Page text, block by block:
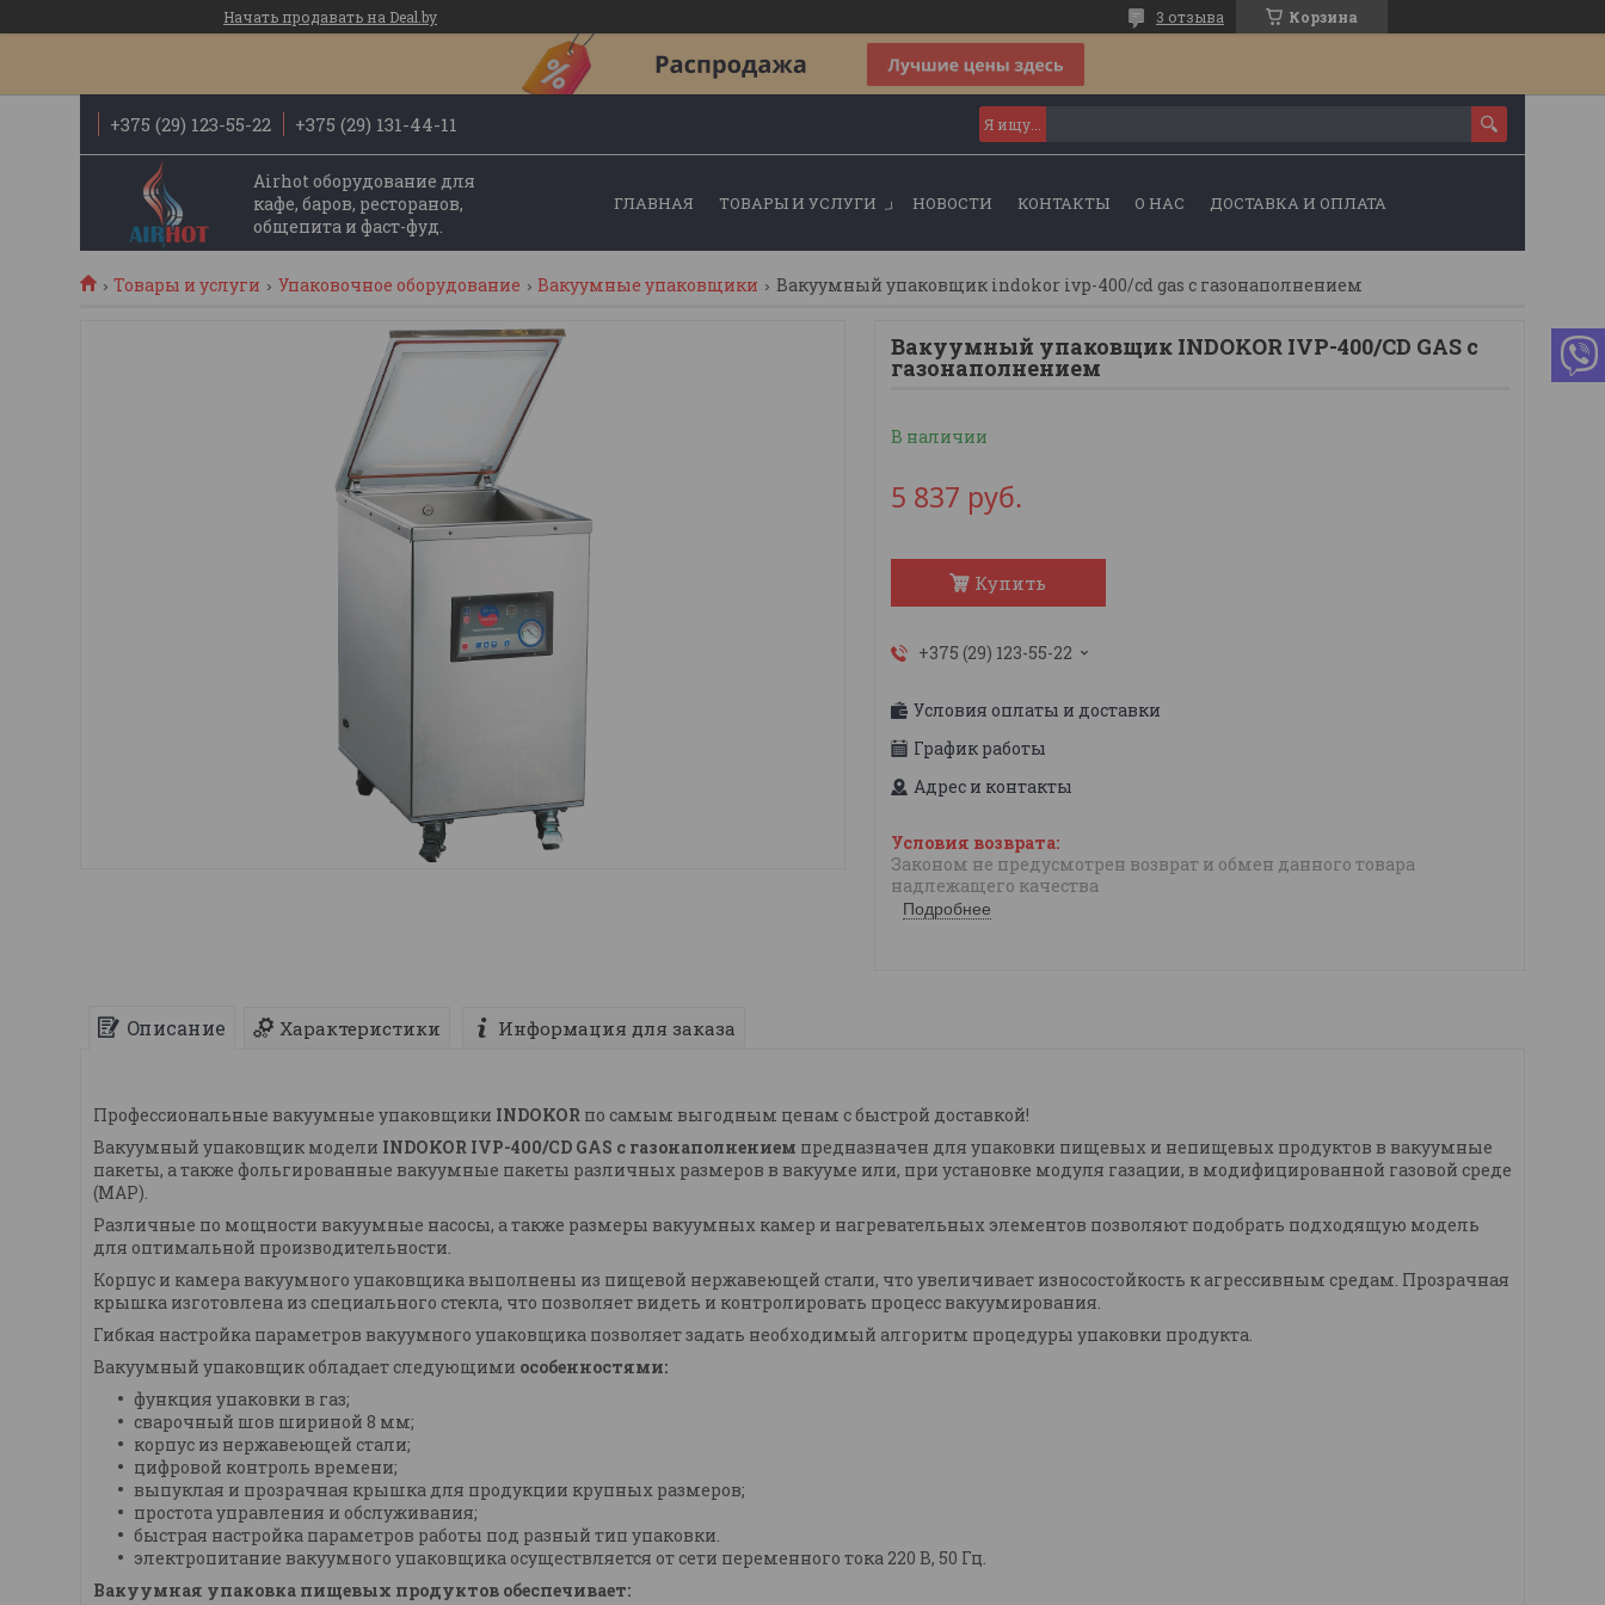
Начать продавать на Deal.by Корзина
3 отзыва
+375 (29) 123-55-22 +375 (29) 131-44-11
Airhot оборудование для
кафе, баров, ресторанов,
общепита и фаст-фуд.
ГЛАВНАЯ ТОВАРЫ И УСЛУГИ НОВОСТИ КОНТАКТЫ О НАС ДОСТАВКА И ОПЛАТА
Товары и услуги Упаковочное оборудование Вакуумные упаковщики Вакуумный упаковщик indokor ivp-400/cd gas с газонаполнением
Вакуумный упаковщик INDOKOR IVP-400/CD GAS с
газонаполнением
В наличии
5 837 руб.
Купить
+375 (29) 123-55-22
Условия оплаты и доставки
График работы
Адрес и контакты
Законом не предусмотрен возврат и обмен данного товара
надлежащего качества
Подробнее
Описание Характеристики Информация для заказа
Профессиональные вакуумные упаковщики INDOKOR по самым выгодным ценам с быстрой доставкой!
Вакуумный упаковщик модели INDOKOR IVP-400/CD GAS с газонаполнением предназначен для упаковки пищевых и непищевых продуктов в вакуумные
пакеты, а также фольгированные вакуумные пакеты различных размеров в вакууме или, при установке модуля газации, в модифицированной газовой среде
(MAP).
Различные по мощности вакуумные насосы, а также размеры вакуумных камер и нагревательных элементов позволяют подобрать подходящую модель
для оптимальной производительности.
Корпус и камера вакуумного упаковщика выполнены из пищевой нержавеющей стали, что увеличивает износостойкость к агрессивным средам. Прозрачная
крышка изготовлена из специального стекла, что позволяет видеть и контролировать процесс вакуумирования.
Гибкая настройка параметров вакуумного упаковщика позволяет задать необходимый алгоритм процедуры упаковки продукта.
Вакуумный упаковщик обладает следующими особенностями:
функция упаковки в газ;
сварочный шов шириной 8 мм;
корпус из нержавеющей стали;
цифровой контроль времени;
выпуклая и прозрачная крышка для продукции крупных размеров;
простота управления и обслуживания;
быстрая настройка параметров работы под разный тип упаковки.
электропитание вакуумного упаковщика осуществляется от сети переменного тока 220 В, 50 Гц.
Вакуумная упаковка пищевых продуктов обеспечивает: